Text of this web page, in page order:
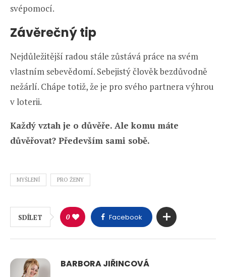
svépomocí.
Závěrečný tip
Nejdůležitější radou stále zůstává práce na svém
vlastním sebevědomí. Sebejistý člověk bezdůvodně
nežárlí. Chápe totiž, že je pro svého partnera výhrou
v loterii.
Každý vztah je o důvěře. Ale komu máte
důvěřovat? Především sami sobě.
MYŠLENÍ PRO ŽENY
SDÍLET 0 Facebook
BARBORA JIŘINCOVÁ